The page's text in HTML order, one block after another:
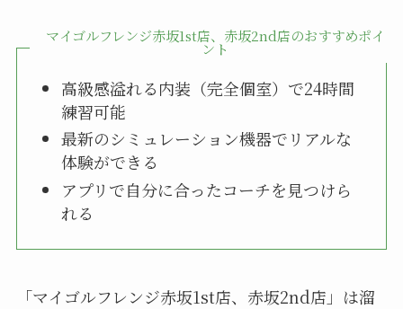
マイゴルフレンジ赤坂1st店、赤坂2nd店のおすすめポイ
ント
高級感溢れる内装（完全個室）で24時間
練習可能
最新のシミュレーション機器でリアルな
体験ができる
アプリで自分に合ったコーチを見つけら
れる
「マイゴルフレンジ赤坂1st店、赤坂2nd店」は溜